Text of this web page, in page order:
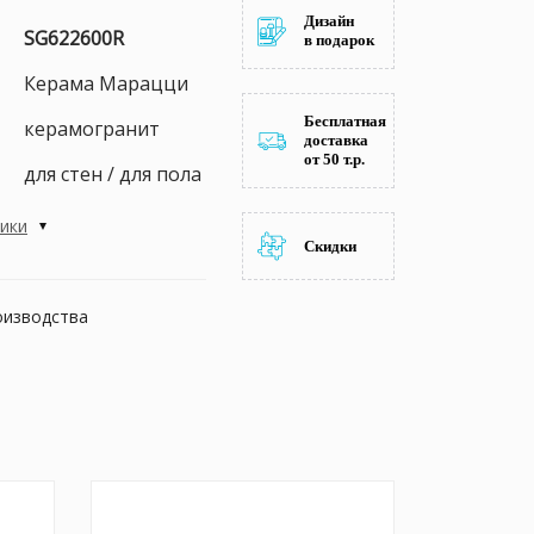
SG622600R
Керама Марацци
керамогранит
для стен / для пола
Дизайн
в подарок
Бесплатная
доставка
от 50 т.р.
Скидки